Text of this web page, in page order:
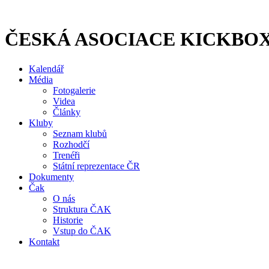
obsahu
ČESKÁ ASOCIACE
Kalendář
Média
Fotogalerie
Videa
Články
Kluby
Seznam klubů
Rozhodčí
Trenéři
Státní reprezentace ČR
Dokumenty
Čak
O nás
Struktura ČAK
Historie
Vstup do ČAK
Kontakt